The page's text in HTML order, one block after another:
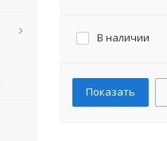
В наличии